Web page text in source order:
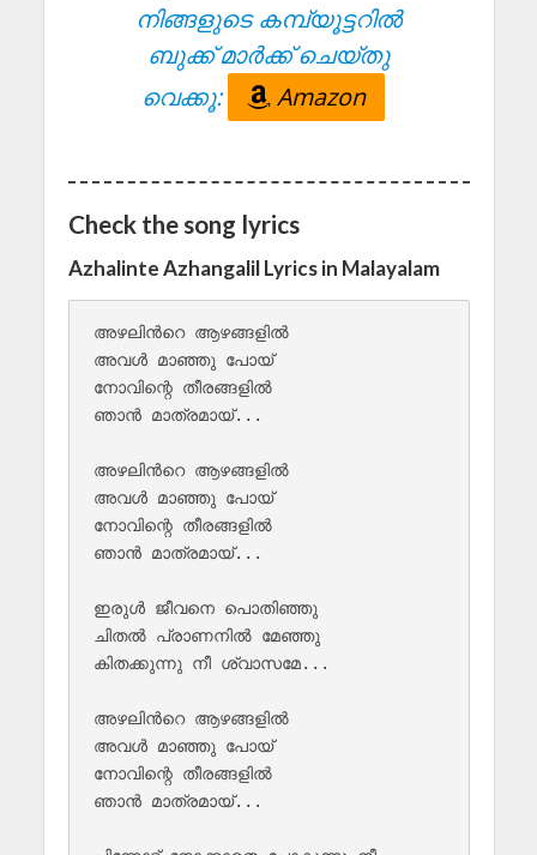
നിങ്ങളുടെ കമ്പ്യൂട്ടറിൽ
ബുക്ക് മാർക്ക് ചെയ്തു
വെക്കൂ:
Amazon
Check the song lyrics
Azhalinte Azhangalil Lyrics in Malayalam
അഴലിന്‍റെ ആഴങ്ങളിൽ
അവൾ മാഞ്ഞു പോയ്
നോവിന്റെ തീരങ്ങളിൽ
ഞാൻ മാത്രമായ്...
അഴലിന്‍റെ ആഴങ്ങളിൽ
അവൾ മാഞ്ഞു പോയ്
നോവിന്റെ തീരങ്ങളിൽ
ഞാൻ മാത്രമായ്...
ഇരുൾ ജീവനെ പൊതിഞ്ഞു
ചിതൽ പ്രാണനിൽ മേഞ്ഞു
കിതക്കുന്നു നീ ശ്വാസമേ...
അഴലിന്‍റെ ആഴങ്ങളിൽ
അവൾ മാഞ്ഞു പോയ്
നോവിന്റെ തീരങ്ങളിൽ
ഞാൻ മാത്രമായ്...